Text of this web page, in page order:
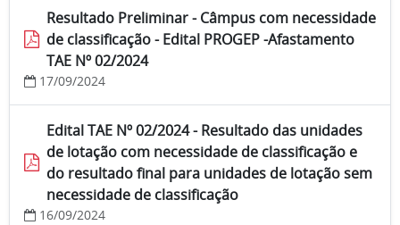
Resultado Preliminar - Câmpus com necessidade
de classificação - Edital PROGEP -Afastamento
TAE Nº 02/2024
17/09/2024
Edital TAE Nº 02/2024 - Resultado das unidades
de lotação com necessidade de classificação e
do resultado final para unidades de lotação sem
necessidade de classificação
16/09/2024